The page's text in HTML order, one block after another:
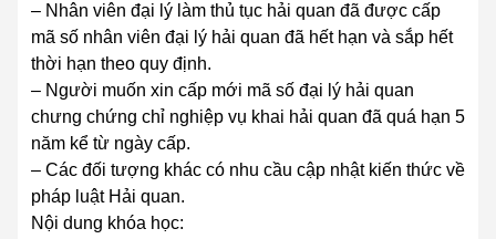
– Nhân viên đại lý làm thủ tục hải quan đã được cấp
mã số nhân viên đại lý hải quan đã hết hạn và sắp hết
thời hạn theo quy định.
– Người muốn xin cấp mới mã số đại lý hải quan
chưng chứng chỉ nghiệp vụ khai hải quan đã quá hạn 5
năm kể từ ngày cấp.
– Các đối tượng khác có nhu cầu cập nhật kiến thức về
pháp luật Hải quan.
Nội dung khóa học: